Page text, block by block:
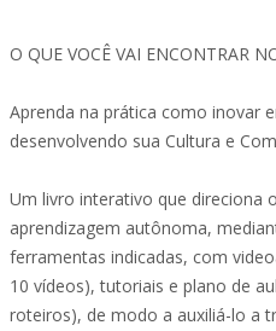
O QUE VOCÊ VAI ENCONTRAR
Aprenda na prática como inovar
desenvolvendo sua Cultura e
Um livro interativo que direciona
aprendizagem autônoma,
ferramentas indicadas, com
10 vídeos), tutoriais e plano de
roteiros), de modo a auxiliá-lo a